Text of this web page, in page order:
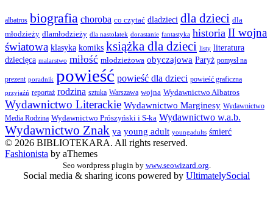
albatros biografia choroba co czytać dladzieci dla dzieci dla
młodzieży dlamłodzieży dla nastolatek dorastanie fantastyka historia II wojna
światowa klasyka komiks książka dla dzieci listy literatura
dziecięca malarstwo miłość młodzieżowa obyczajowa Paryż pomysł na
prezent poradnik powieść powieść dla dzieci powieść graficzna
przyjaźń reportaż rodzina sztuka Warszawa wojna Wydawnictwo Albatros
Wydawnictwo Literackie Wydawnictwo Marginesy Wydawnictwo
Media Rodzina Wydawnictwo Prószyński i S-ka Wydawnictwo w.a.b.
Wydawnictwo Znak ya young adult youngadults śmierć
© 2026 BIBLIOTEKARA. All rights reserved.
Fashionista by aThemes
Seo wordpress plugin by www.seowizard.org
Social media & sharing icons powered by UltimatelySocial